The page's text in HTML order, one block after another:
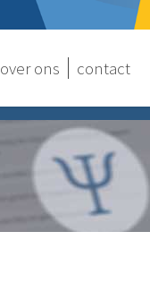
over ons contact